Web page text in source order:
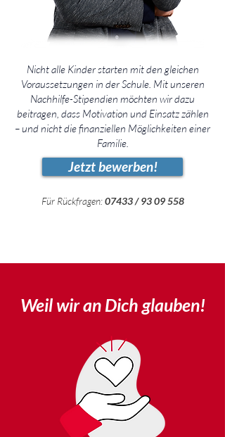
Nicht alle Kinder starten mit den gleichen
Voraussetzungen in der Schule. Mit unseren
Nachhilfe-Stipendien möchten wir dazu
beitragen, dass Motivation und Einsatz zählen
– und nicht die finanziellen Möglichkeiten einer
Familie.
Jetzt bewerben!
Für Rückfragen:07433 /93 09 558
Weil wir an Dich glauben!